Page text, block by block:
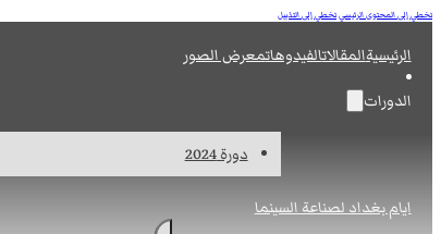
تخطي إلى المحتوى الرئيسيتخطي إلى التذييل
الرئيسيةالمقالاتالفيدوهاتمعرض الصور
الدورات
دورة 2024
ايام بغداد لصناعة السينما